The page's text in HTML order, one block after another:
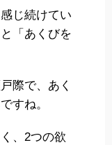
じ続けてい
「あくびを
際で、あく
すね。
、2つの欲